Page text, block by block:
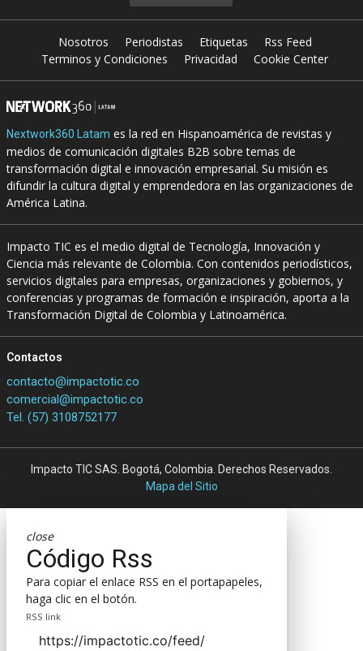
Nosotros Periodistas Etiquetas
Rss Feed
Terminos y Condiciones
Privacidad Cookie Center
Nextwork360 Latam es la red en Hispanoamérica de revistas y
medios de comunicación digitales B2B sobre temas de
transformación digital e innovación empresarial. Su misión es
difundir la cultura digital y emprendedora en las organizaciones de
América Latina.
Impacto TIC es el medio digital de Tecnología, Innovación y
Ciencia más relevante de Colombia. Con contenidos periodísticos,
servicios digitales para empresas, organizaciones y gobiernos, y
conferencias y programas de formación e inspiración, aporta a la
Transformación Digital de Colombia y Latinoamérica.
Contactos
contacto@impactotic.co
comercial@impactotic.co
Tel. (57) 3108752177
Impacto TIC SAS. Bogotá, Colombia. Derechos Reservados.
Mapa del Sitio
close
Código Rss
Para copiar el enlace RSS en el portapapeles,
haga clic en el botón.
RSS link